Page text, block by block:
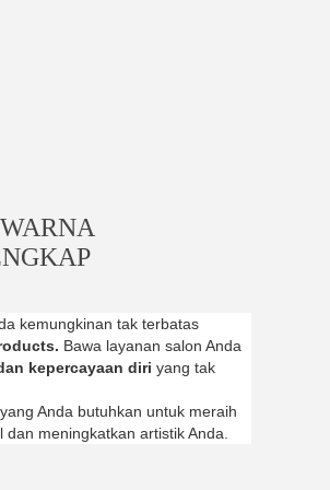
kemungkinan tak terbatas
Bawa layanan salon Anda
kepercayaan diri yang tak
Anda butuhkan untuk meraih
meningkatkan artistik Anda.